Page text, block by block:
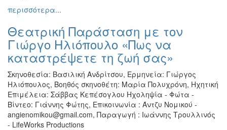
για
Άλλες
Εκδηλώσεις
ΤΟΠΟΣ
ΜΑΣ
περισσότερα...
Θεατρική Παράσταση με τον
Γιώργο Ηλιόπουλο «Πως να
καταστρέψετε τη ζωή σας»
Σκηνοθεσία: Βασιλική Ανδρίτσου, Ερμηνεία: Γιώργος
Ηλιόπουλος, Βοηθός σκηνοθέτη: Mαρία Πολυχρόνη, Ηχητική
Επιμέλεια: Σάββας Κεπέσογλου Ηχοληψία - Φώτα -
Βίντεο: Γιάννης Φώτης, Επικοινωνία : Άντζυ Νομικού -
angienomikou@gmail.com, Παραγωγή : Ιωάννης Τρουλλινός
- LifeWorks Productions